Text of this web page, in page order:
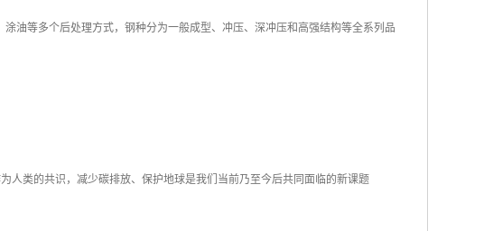
油等多个后处理方式，钢种分为一般成型、冲压、深冲压和高强结构等全系列品
人类的共识，减少碳排放、保护地球是我们当前乃至今后共同面临的新课题